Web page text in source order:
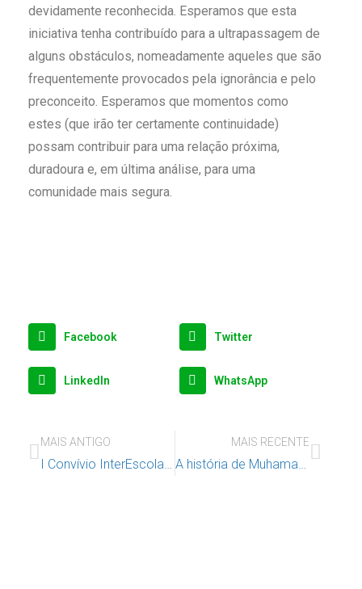
devidamente reconhecida. Esperamos que esta
iniciativa tenha contribuído para a ultrapassagem de
alguns obstáculos, nomeadamente aqueles que são
frequentemente provocados pela ignorância e pelo
preconceito. Esperamos que momentos como
estes (que irão ter certamente continuidade)
possam contribuir para uma relação próxima,
duradoura e, em última análise, para uma
comunidade mais segura.
Facebook Twitter
LinkedIn WhatsApp
MAIS ANTIGO MAIS RECENTE